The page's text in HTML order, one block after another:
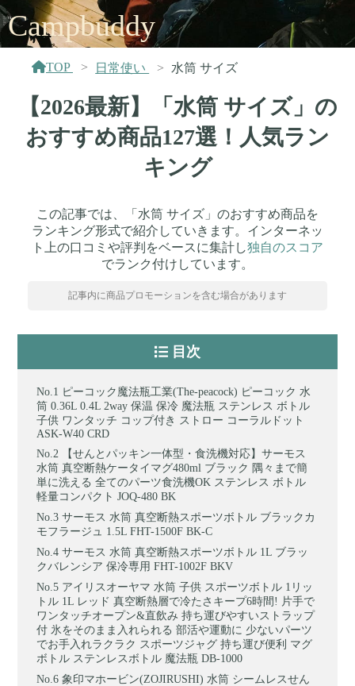
Campbuddy
TOP 日常使い 水筒 サイズ
【2026最新】「水筒 サイズ」の
おすすめ商品127選！人気ラン
キング
この記事では、「水筒 サイズ」のおすすめ商品を
ランキング形式で紹介していきます。インターネッ
ト上の口コミや評判をベースに集計し独自のスコア
でランク付けしています。
記事内に商品プロモーションを含む場合があります
目次
ピーコック魔法瓶工業(The-peacock) ピーコック 水
筒 0.36L 0.4L 2way 保温 保冷 魔法瓶 ステンレス ボトル
子供 ワンタッチ コップ付き ストロー コーラルドット
ASK-W40 CRD
【せんとパッキン一体型・食洗機対応】サーモス
水筒 真空断熱ケータイマグ480ml ブラック 隅々まで簡
単に洗える 全てのパーツ食洗機OK ステンレス ボトル
軽量コンパクト JOQ-480 BK
サーモス 水筒 真空断熱スポーツボトル ブラックカ
モフラージュ 1.5L FHT-1500F BK-C
サーモス 水筒 真空断熱スポーツボトル 1L ブラッ
クバレンシア 保冷専用 FHT-1002F BKV
アイリスオーヤマ 水筒 子供 スポーツボトル 1リッ
トル 1L レッド 真空断熱層で冷たさキープ6時間! 片手で
ワンタッチオープン&直飲み 持ち運びやすいストラップ
付 氷をそのまま入れられる 部活や運動に 少ないパーツ
でお手入れラクラク スポーツジャグ 持ち運び便利 マグ
ボトル ステンレスボトル 魔法瓶 DB-1000
象印マホービン(ZOJIRUSHI) 水筒 シームレスせん